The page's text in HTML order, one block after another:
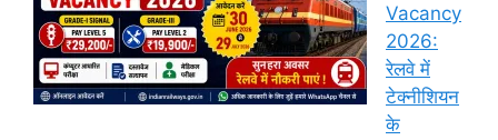
Vacancy
2026:
रेलवे में
टेक्नीशियन
के